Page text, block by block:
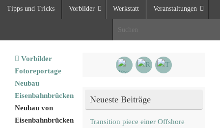
Tipps und Tricks Vorbilder Werkstatt Veranstaltungen
Start
Vorbilder
Fotoreportage
Neubau
Eisenbahnbrücken
Neubau von
Eisenbahnbrücken
Neueste Beiträge
Transition piece einer Offshore